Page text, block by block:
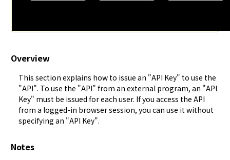
Overview
This section explains how to issue an "API Key" to use the
"API". To use the "API" from an external program, an "API
Key" must be issued for each user. If you access the API
from a logged-in browser session, you can use it without
specifying an "API Key".
Notes